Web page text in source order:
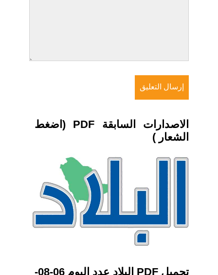
الاصدارات السابقة PDF (اضغط
الشعار )
تحميل PDF البلاد عدد اليوم 06-08-